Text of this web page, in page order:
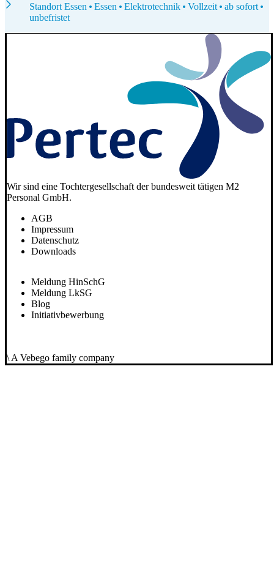
Standort Essen
Essen Elektrotechnik Vollzeit
ab sofort
unbefristet
Wir sind eine Tochtergesellschaft der bundesweit tätigen M2
Personal GmbH.
AGB
Impressum
Datenschutz
Downloads
Meldung HinSchG
Meldung LkSG
Blog
Initiativbewerbung
\ A Vebego family company